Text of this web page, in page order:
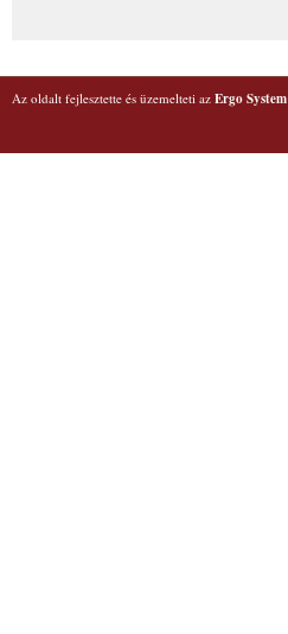
Az oldalt fejlesztette és üzemelteti az Ergo System